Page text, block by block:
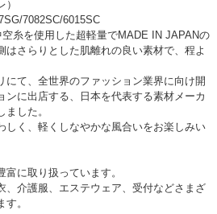
7082SC/6015SC
糸を使用した超軽量でMADE IN JAPANの
はさらりとした肌離れの良い素材で、程よ
にて、全世界のファッション業界に向け開
ンに出店する、日本を代表する素材メーカ
した。
しく、軽くしなやかな風合いをお楽しみい
に取り扱っています。
、介護服、エステウェア、受付などさまざ
。